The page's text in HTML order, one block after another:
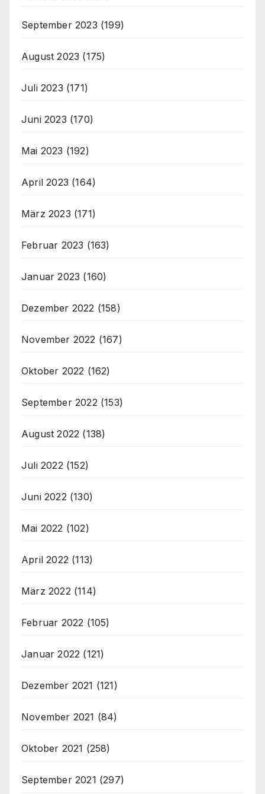
September 2023 (199)
August 2023 (175)
Juli 2023 (171)
Juni 2023 (170)
Mai 2023 (192)
April 2023 (164)
März 2023 (171)
Februar 2023 (163)
Januar 2023 (160)
Dezember 2022 (158)
November 2022 (167)
Oktober 2022 (162)
September 2022 (153)
August 2022 (138)
Juli 2022 (152)
Juni 2022 (130)
Mai 2022 (102)
April 2022 (113)
März 2022 (114)
Februar 2022 (105)
Januar 2022 (121)
Dezember 2021 (121)
November 2021 (84)
Oktober 2021 (258)
September 2021 (297)